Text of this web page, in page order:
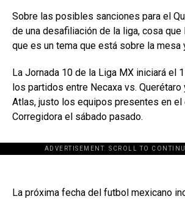
Sobre las posibles sanciones para el
de una desafiliación de la liga, cosa
que es un tema que está sobre la mesa
La Jornada 10 de la Liga MX iniciará el
los partidos entre Necaxa vs. Querétaro
Atlas, justo los equipos presentes en el
Corregidora el sábado pasado.
ADVERTISEMENT. SCROLL TO
La próxima fecha del futbol mexicano